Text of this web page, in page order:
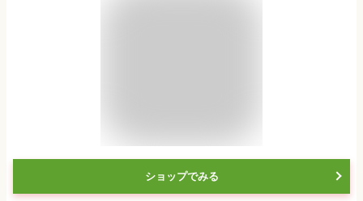
ショップでみる